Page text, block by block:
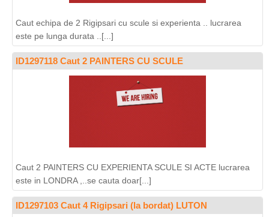
Caut echipa de 2 Rigipsari cu scule si experienta .. lucrarea
este pe lunga durata ..[...]
ID1297118 Caut 2 PAINTERS CU SCULE
Caut 2 PAINTERS CU EXPERIENTA SCULE SI ACTE lucrarea
este in LONDRA ,..se cauta doar[...]
ID1297103 Caut 4 Rigipsari (la bordat) LUTON